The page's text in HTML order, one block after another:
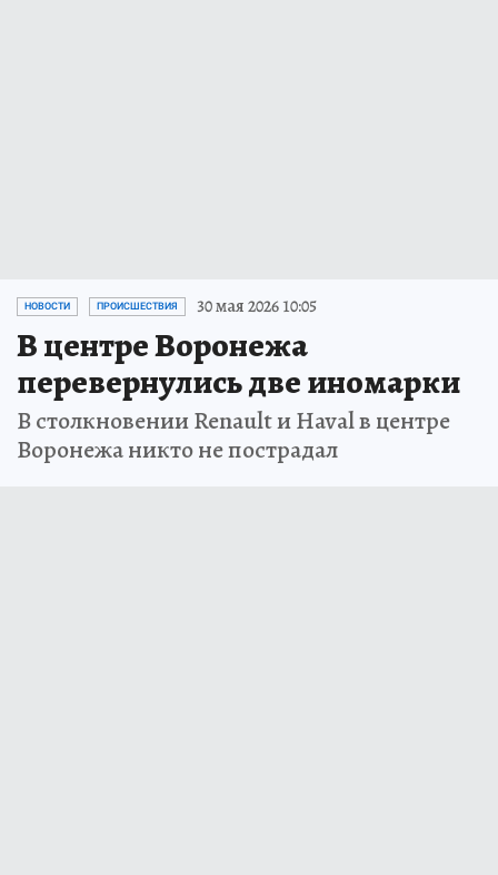
НОВОСТИ ПРОИСШЕСТВИЯ 30 мая 2026 10:05
В центре Воронежа
перевернулись две иномарки
В столкновении Renault и Haval в центре